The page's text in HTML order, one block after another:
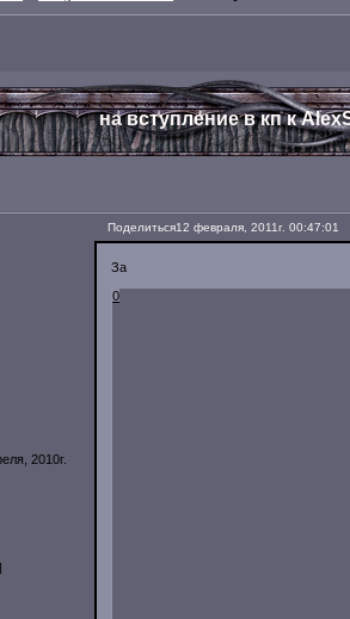
на вступление в кп к
Поделиться12 февраля, 2011г. 00:47:01
2010г.
За
0